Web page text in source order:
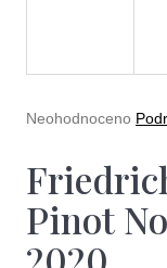
Průměrné
je
0,0
z
5
hvězdiček.
Neohodnoceno
Pinot
e
n
j
í
t